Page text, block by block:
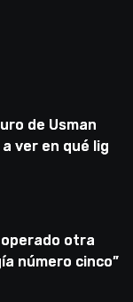
de Usman
ver en qué liga
operado otra
número cinco”